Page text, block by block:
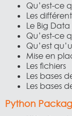
Qu’est-ce
Les
Le Big Data
Qu’est-ce
Qu’est
Mise en
Les fichiers
Les bases
Les bases
Python